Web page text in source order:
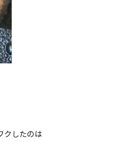
クしたのは